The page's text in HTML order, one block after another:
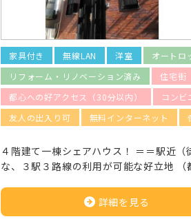
家具付き 無線LAN 洋室 オートロ
リフォーム・リノベーション済み
住宅街
都心への好アクセス（30分以内）
コンビ
友人の出入り可
無料インターネット
４階建て一棟シェアハウス！ ＝＝駅近
な、３駅３路線の利用が可能な好立地
詳細を見る